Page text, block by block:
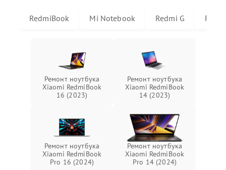
RedmiBook Mi Notebook Redmi G
Ремонт ноутбука
Xiaomi RedmiBook
16 (2023)
Ремонт ноутбука
Xiaomi RedmiBook
14 (2023)
Ремонт ноутбука
Xiaomi RedmiBook
Pro 16 (2024)
Ремонт ноутбука
Xiaomi RedmiBook
Pro 14 (2024)